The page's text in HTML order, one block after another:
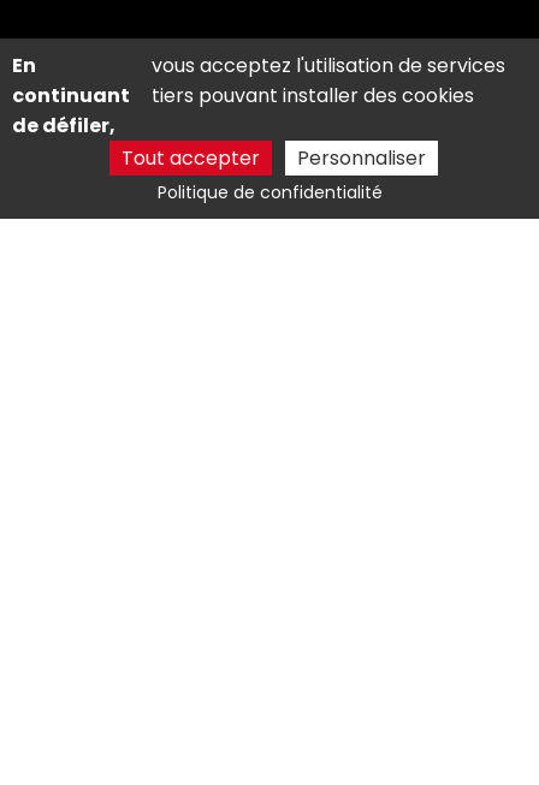
Appeler Commande en ligne
En
continuant
de défiler,
vous acceptez l'utilisation de services
tiers pouvant installer des cookies
Tout accepter Personnaliser
Politique de confidentialité